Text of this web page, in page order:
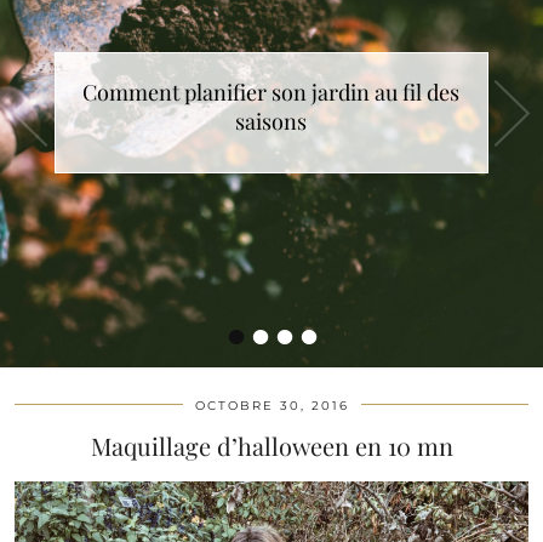
••••
Comment planifier son jardin au fil des
saisons
OCTOBRE 30, 2016
Maquillage d’halloween en 10 mn